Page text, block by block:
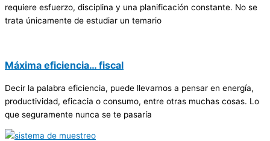
requiere esfuerzo, disciplina y una planificación constante. No se
trata únicamente de estudiar un temario
Máxima eficiencia… fiscal
Decir la palabra eficiencia, puede llevarnos a pensar en energía,
productividad, eficacia o consumo, entre otras muchas cosas. Lo
que seguramente nunca se te pasaría